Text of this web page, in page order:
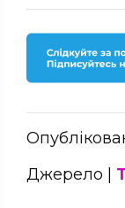
Джерело |